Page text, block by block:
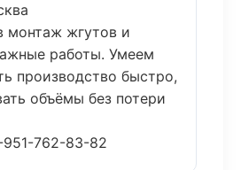
монтаж жгутов и
работы. Умеем
производство быстро,
объёмы без потери
951-762-83-82